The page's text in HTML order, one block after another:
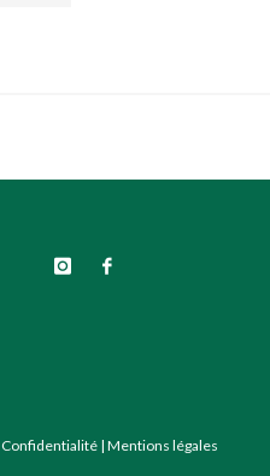
Confidentialité | Mentions légales